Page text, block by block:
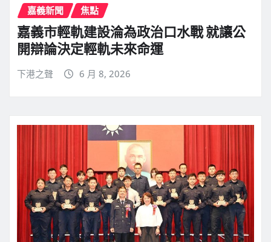
嘉義新聞 焦點
嘉義市輕軌建設淪為政治口水戰 就讓公
開辯論決定輕軌未來命運
下港之聲 6 月 8, 2026